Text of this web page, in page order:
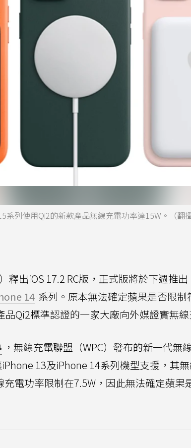
列使用Qi2的新款產品無線充電功率達15W。（翻
）釋出iOS 17.2 RC版，正式版將於下週推
14 系列。原本無法確定蘋果是否限
Qi2標準認證的一家大廠向外媒證實無線
，無線充電聯盟（WPC）發布的新一代無
13及iPhone 14系列機型支援，其
充電功率限制在7.5W，因此無法確定蘋果